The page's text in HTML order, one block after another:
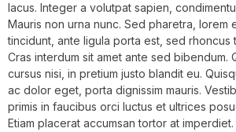
lacus. Integer a volutpat sapien,
Mauris non urna nunc. Sed pharetra, lorem
tincidunt, ante ligula porta est, sed rhoncus
Cras interdum sit amet ante sed bibendum.
cursus nisi, in pretium justo blandit eu.
ac dolor eget, porta dignissim mauris.
primis in faucibus orci luctus et ultrices
Etiam placerat accumsan tortor at imperdiet.